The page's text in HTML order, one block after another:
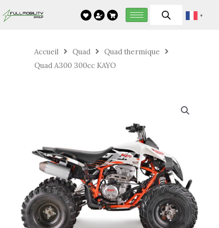
au
▼
Accueil Quad
Quad thermique
Quad A300 300cc KAYO